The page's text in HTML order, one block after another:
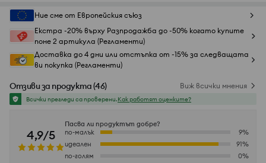
Ние сме от Европейския съюз
Екстра -20% върху Разпродажба до -50% когато купите
поне 2 артикула (Регламенти)
Доставка до 4 дни или отстъпка от -15% за следващата
ви покупка (Регламенти)
Отзиви за продукта(46) Виж всички мнения
Всички прегледи са проверени.Как работят оценките?
4,9/5
Пасва ли продуктът добре?
по-малък
9%
идеален
91%
по-голям
0%